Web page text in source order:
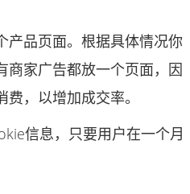
品页面。根据具体情况你
商家广告都放一个页面，因
，以增加成交率。
信息，只要用户在一个月